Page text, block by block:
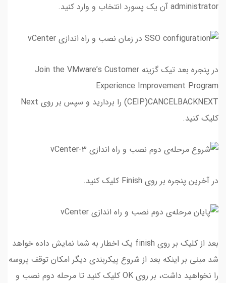
administrator آن یک پسورد انتخاب و وارد کنید.
در پنجره بعد تیک گزینه Join the VMware’s Customer
Experience Improvement Program
(CEIP)CANCELBACKNEXT را بردارید و سپس بر روی Next
کلیک کنید.
در آخرین پنجره بر روی Finish کلیک کنید.
بعد از کلیک بر روی finish یک اخطار به شما نمایش داده خواهد
شد مبنی بر اینکه بعد از شروع پیکربندی دیگر امکان توقف پروسه
را نخواهید داشت، بر روی OK کلیک کنید تا مرحله دوم نصب و